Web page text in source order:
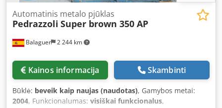
Balaguer 2 244 km
Automatinis metalo pjūklas
Pedrazzoli Super brown 350 AP
Kainos informacija Skambinti
Būklė: beveik kaip naujas (naudotas), Gamybos metai:
2004, Funkcionalumas: visiškai funkcionalus,